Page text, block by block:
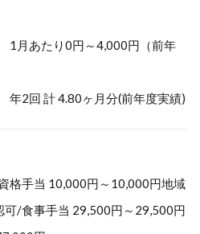
1月あたり0円～4,000円（前年
2回 計 4.80ヶ月分(前年度実績)
格手当 10,000円～10,000円地域
/食事手当 29,500円～29,500円